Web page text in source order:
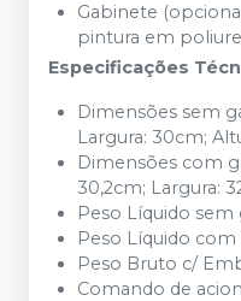
Gabinete
pintura em
Especificações
Dimensões sem
Largura: 30cm;
Dimensões com
30,2cm; Largura:
Peso Líquido sem
Peso Líquido
Peso Bruto c/
Comando de